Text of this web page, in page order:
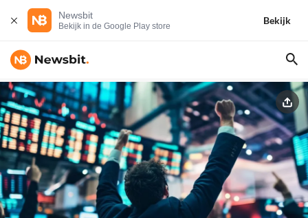
Newsbit
Bekijk in de Google Play store
Bekijk